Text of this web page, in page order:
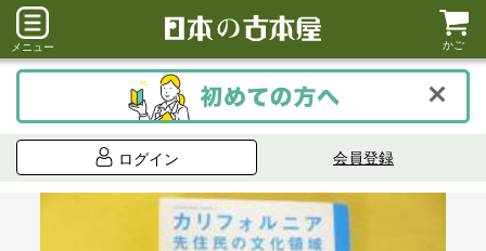
メニュー かご
ログイン 会員登録